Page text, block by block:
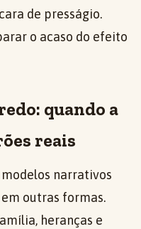
de presságio.
o acaso do efeito
quando a
reais
narrativos
outras formas.
heranças e